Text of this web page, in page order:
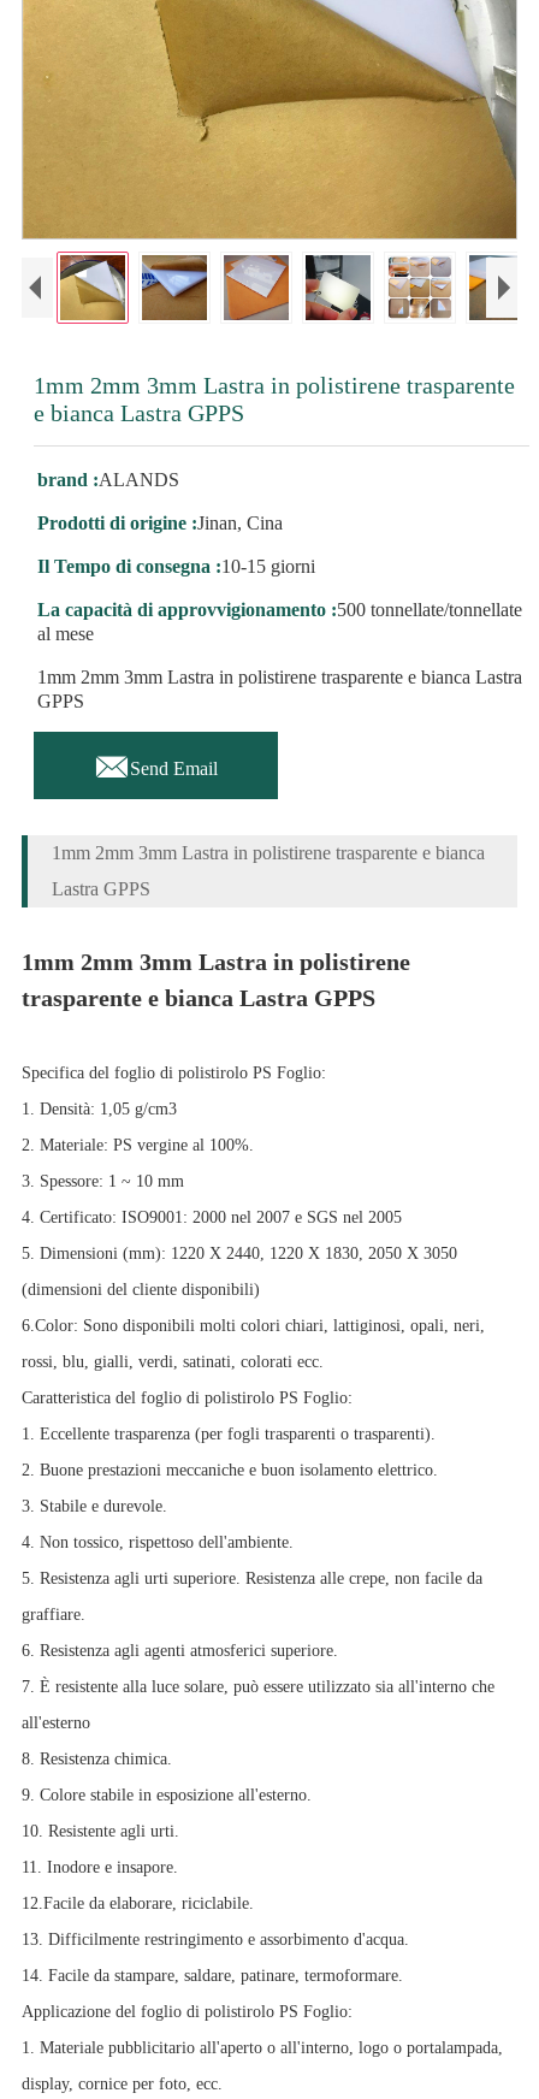
1mm 2mm 3mm Lastra in polistirene trasparente
e bianca Lastra GPPS
brand :ALANDS
Prodotti di origine :Jinan, Cina
Il Tempo di consegna :10-15 giorni
La capacità di approvvigionamento :500 tonnellate/tonnellate
al mese
1mm 2mm 3mm Lastra in polistirene trasparente e bianca Lastra
GPPS
Send Email
1mm 2mm 3mm Lastra in polistirene trasparente e bianca
Lastra GPPS
1mm 2mm 3mm Lastra in polistirene
trasparente e bianca Lastra GPPS
Specifica del foglio di polistirolo PS Foglio:
1. Densità: 1,05 g/cm3
2. Materiale: PS vergine al 100%.
3. Spessore: 1 ~ 10 mm
4. Certificato: ISO9001: 2000 nel 2007 e SGS nel 2005
5. Dimensioni (mm): 1220 X 2440, 1220 X 1830, 2050 X 3050
(dimensioni del cliente disponibili)
6.Color: Sono disponibili molti colori chiari, lattiginosi, opali, neri,
rossi, blu, gialli, verdi, satinati, colorati ecc.
Caratteristica del foglio di polistirolo PS Foglio:
1. Eccellente trasparenza (per fogli trasparenti o trasparenti).
2. Buone prestazioni meccaniche e buon isolamento elettrico.
3. Stabile e durevole.
4. Non tossico, rispettoso dell'ambiente.
5. Resistenza agli urti superiore. Resistenza alle crepe, non facile da
graffiare.
6. Resistenza agli agenti atmosferici superiore.
7. È resistente alla luce solare, può essere utilizzato sia all'interno che
all'esterno
8. Resistenza chimica.
9. Colore stabile in esposizione all'esterno.
10. Resistente agli urti.
11. Inodore e insapore.
12.Facile da elaborare, riciclabile.
13. Difficilmente restringimento e assorbimento d'acqua.
14. Facile da stampare, saldare, patinare, termoformare.
Applicazione del foglio di polistirolo PS Foglio:
1. Materiale pubblicitario all'aperto o all'interno, logo o portalampada,
display, cornice per foto, ecc.